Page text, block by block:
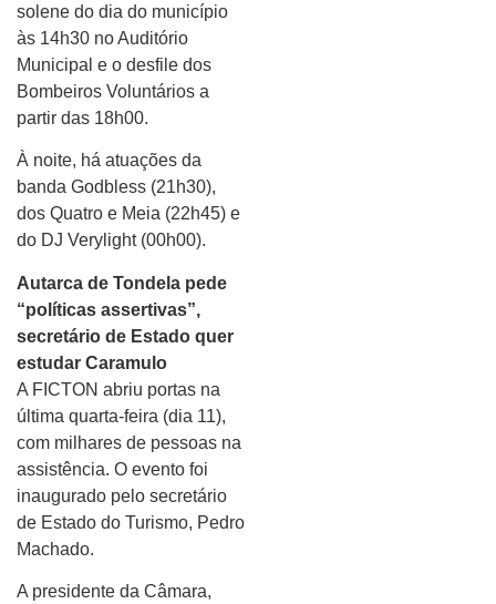
solene do dia do município
às 14h30 no Auditório
Municipal e o desfile dos
Bombeiros Voluntários a
partir das 18h00.
À noite, há atuações da
banda Godbless (21h30),
dos Quatro e Meia (22h45) e
do DJ Verylight (00h00).
Autarca de Tondela pede
“políticas assertivas”,
secretário de Estado quer
estudar Caramulo
A FICTON abriu portas na
última quarta-feira (dia 11),
com milhares de pessoas na
assistência. O evento foi
inaugurado pelo secretário
de Estado do Turismo, Pedro
Machado.
A presidente da Câmara,